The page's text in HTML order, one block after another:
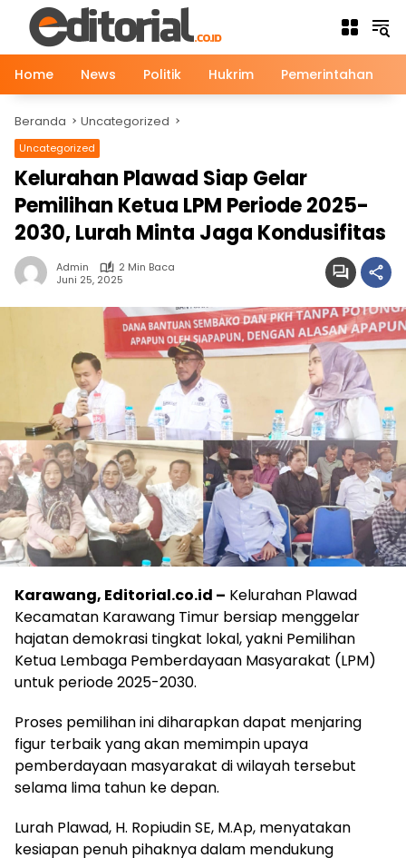
Langsung
konten
Home
News Politik Hukrim Pemerintahan
Beranda Uncategorized
Uncategorized
Kelurahan Plawad Siap Gelar
Pemilihan Ketua LPM Periode 2025-
2030, Lurah Minta Jaga Kondusifitas
Admin
2 Min Baca
Juni 25, 2025
Karawang, Editorial.co.id – Kelurahan Plawad
Kecamatan Karawang Timur bersiap menggelar
hajatan demokrasi tingkat lokal, yakni Pemilihan
Ketua Lembaga Pemberdayaan Masyarakat (LPM)
untuk periode 2025-2030.
Proses pemilihan ini diharapkan dapat menjaring
figur terbaik yang akan memimpin upaya
pemberdayaan masyarakat di wilayah tersebut
selama lima tahun ke depan.
Lurah Plawad, H. Ropiudin SE, M.Ap, menyatakan
kesiapan penuh pihaknya dalam mendukung